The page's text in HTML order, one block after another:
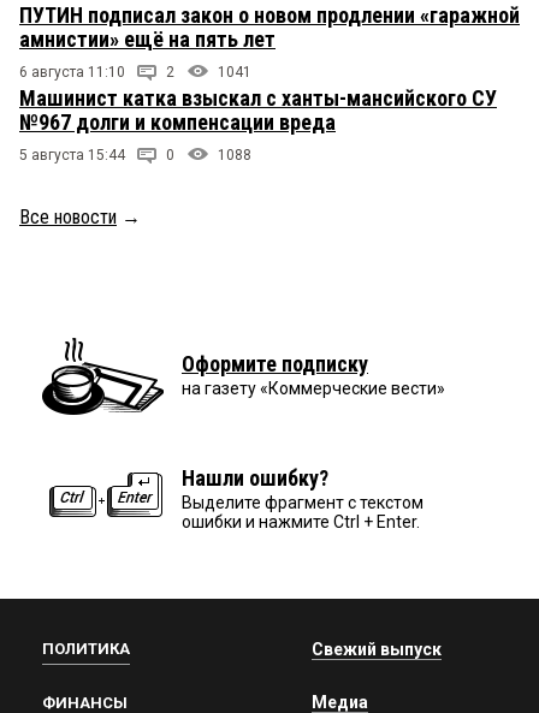
ПУТИН подписал закон о новом продлении «гаражной
амнистии» ещё на пять лет
6 августа 11:10 2 1041
Машинист катка взыскал с ханты-мансийского СУ
№967 долги и компенсации вреда
5 августа 15:44 0 1088
Все новости →
Оформите подписку
на газету «Коммерческие вести»
Нашли ошибку?
Выделите фрагмент с текстом
ошибки и нажмите Ctrl + Enter.
ПОЛИТИКА
ФИНАНСЫ
Свежий выпуск
Медиа